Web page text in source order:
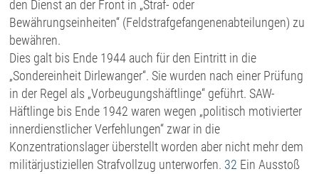
den Dienst an der Front in „Straf- oder
Bewährungseinheiten“ (Feldstrafgefangenenabteilungen) zu
bewähren.
Dies galt bis Ende 1944 auch für den Eintritt in die
„Sondereinheit Dirlewanger“. Sie wurden nach einer Prüfung
in der Regel als „Vorbeugungshäftlinge“ geführt. SAW-
Häftlinge bis Ende 1942 waren wegen „politisch motivierter
innerdienstlicher Verfehlungen“ zwar in die
Konzentrationslager überstellt worden aber nicht mehr dem
militärjustiziellen Strafvollzug unterworfen. 32 Ein Ausstoß